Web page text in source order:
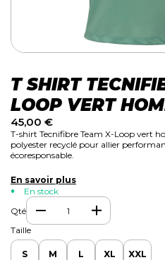
T SHIRT
LOOP VERT
45,00 €
T-shirt Tecnifibre Team X-Loop vert
polyester recyclé pour allier
écoresponsable.
En savoir plus
En stock
Qté
Taille
S M L XL XXL